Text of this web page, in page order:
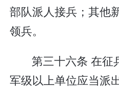
部队派人接兵；其他
领兵。
第三十六条 在征
军级以上单位应当派